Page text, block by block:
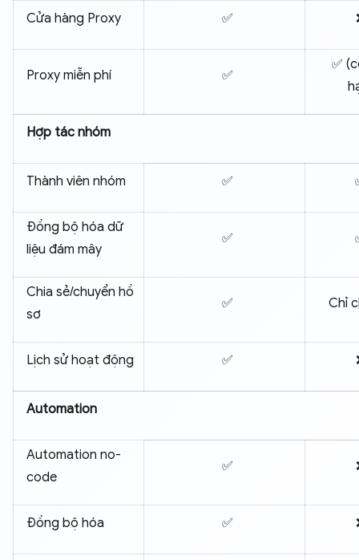
Cửa hàng Proxy ✅
Proxy miễn phí ✅
✅
Hợp tác nhóm
Thành viên nhóm ✅
Đồng bộ hóa dữ
liệu đám mây
✅
Chia sẻ/chuyển hồ
sơ
✅ Chỉ
Lịch sử hoạt động ✅
Automation
Automation no-
code
✅
Đồng bộ hóa ✅